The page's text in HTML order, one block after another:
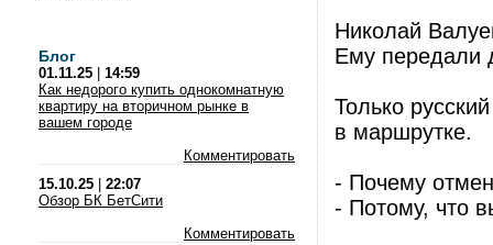
Блог
01.11.25
14:59
Как недорого купить однокомнатную
квартиру на вторичном рынке в
вашем городе
Комментировать
15.10.25
22:07
Обзор БК БетСити
Комментировать
Николай
Ему передали
Только
в маршрутке.
- Почему
- Потому, что